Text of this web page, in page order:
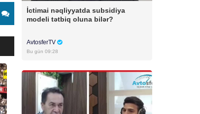
İctimai nəqliyyatda subsidiya
modeli tətbiq oluna bilər?
AvtosferTV
Bu gün 09:28